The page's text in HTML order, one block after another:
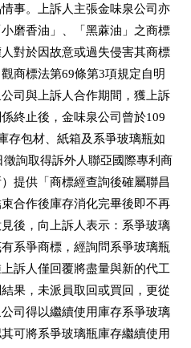
情事。上訴人主張金味泉公司亦
小磨香油」、「黑蔴油」之商標
人對於因故意或過失侵害其商標
觀商標法第69條第3項規定自明
公司與上訴人合作期間，獲上訴
係終止後，金味泉公司曾於109
存包材、紙箱及系爭玻璃瓶如
徵詢取得訴外人聯亞國際專利商
）提供「商標經查詢後確屬聯昌
束合作後庫存消化完畢後即不再
見後，向上訴人表示：系爭玻璃
有系爭商標，經詢問系爭玻璃瓶
上訴人僅回覆將盡量與新的代工
結果，未派員取回或買回，更從
公司得以繼續使用庫存系爭玻璃
其可將系爭玻璃瓶庫存繼續使用